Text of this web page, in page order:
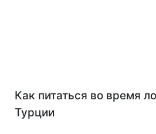
Как питаться во время
Турции